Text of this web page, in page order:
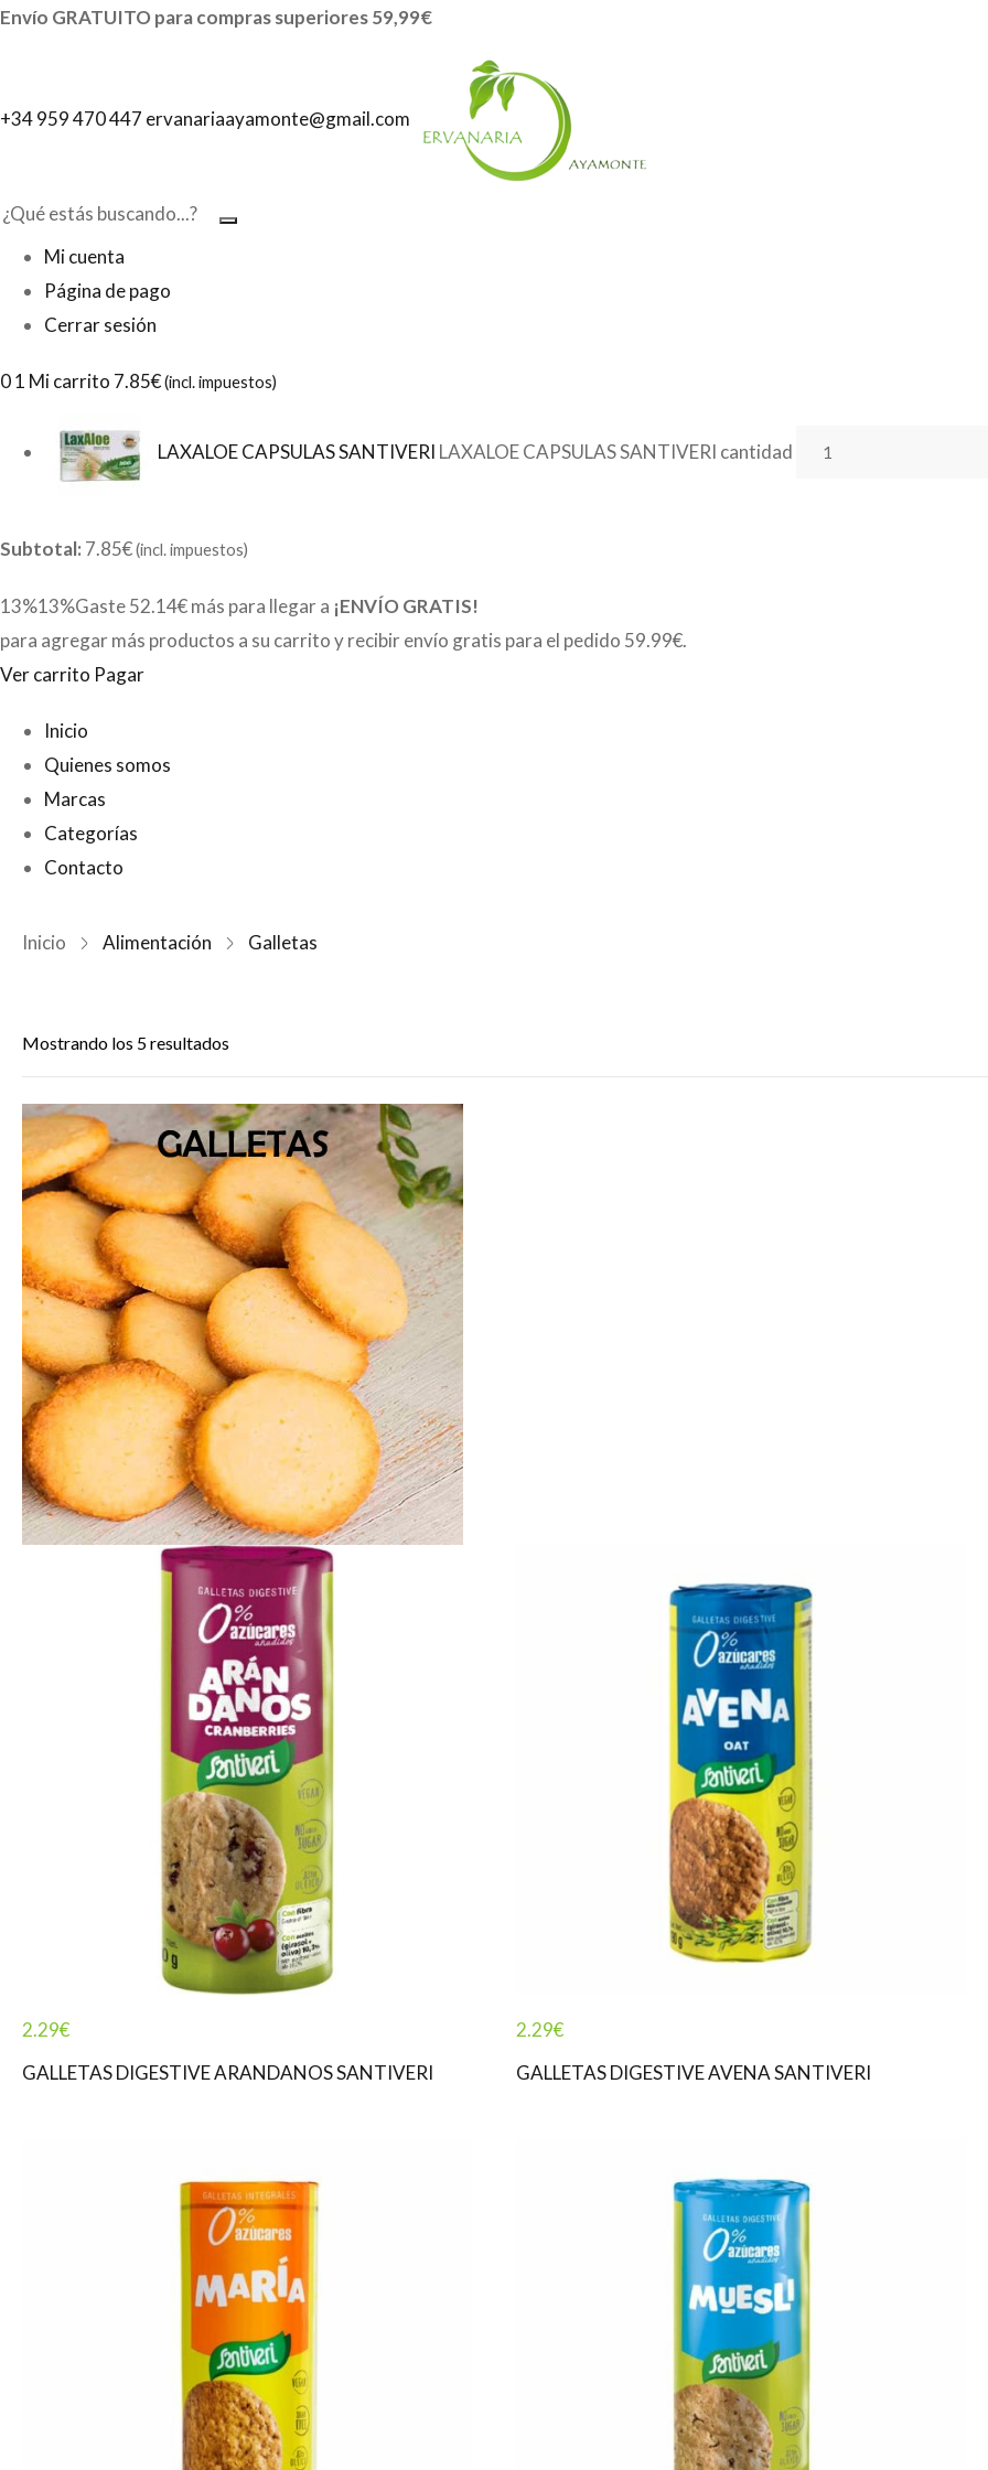
Envío GRATUITO para compras superiores 59,99€
+34 959 470 447 ervanariaayamonte@gmail.com
Mi cuenta
Página de pago
Cerrar sesión
01 Mi carrito 7.85€(incl. impuestos)
LAXALOE CAPSULAS SANTIVERI LAXALOE CAPSULAS SANTIVERI cantidad
Subtotal: 7.85€(incl. impuestos)
13%13%Gaste52.14€más para llegar a ¡ENVÍO GRATIS!
para agregar más productos a su carrito y recibir envío gratis para el pedido 59.99€.
Ver carrito Pagar
Inicio
Quienes somos
Marcas
Categorías
Contacto
Inicio Alimentación Galletas
Mostrando los 5 resultados
2.29€
GALLETAS DIGESTIVE ARANDANOS SANTIVERI
2.29€
GALLETAS DIGESTIVE AVENA SANTIVERI